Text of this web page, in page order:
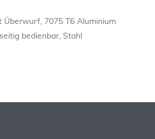
Überwurf, 7075 T6 Aluminium
bedienbar, Stahl